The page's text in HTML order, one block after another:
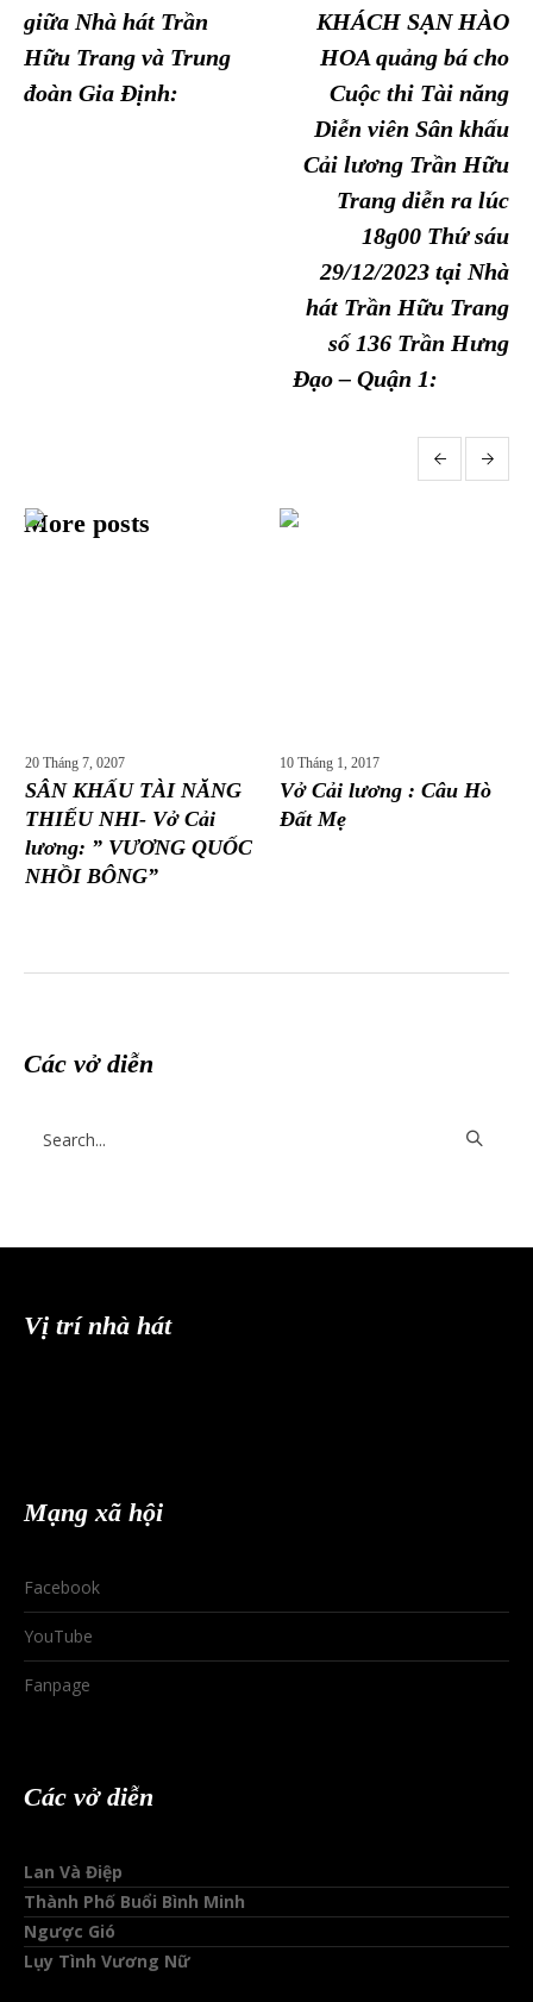
giữa Nhà hát Trần
Hữu Trang và Trung
đoàn Gia Định:
KHÁCH SẠN HÀO
HOA quảng bá cho
Cuộc thi Tài năng
Diễn viên Sân khấu
Cải lương Trần Hữu
Trang diễn ra lúc
18g00 Thứ sáu
29/12/2023 tại Nhà
hát Trần Hữu Trang
số 136 Trần Hưng
Đạo – Quận 1:
More posts
20 Tháng 7, 0207
SÂN KHẤU TÀI NĂNG
THIẾU NHI- Vở Cải
lương: ” VƯƠNG QUỐC
NHỒI BÔNG”
10 Tháng 1, 2017
Vở Cải lương : Câu Hò
Đất Mẹ
Các vở diễn
Vị trí nhà hát
Mạng xã hội
Facebook
YouTube
Fanpage
Các vở diễn
Lan Và Điệp
Thành Phố Buổi Bình Minh
Ngược Gió
Lụy Tình Vương Nữ